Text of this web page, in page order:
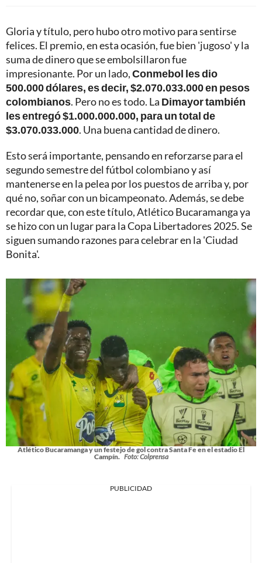
Gloria y título, pero hubo otro motivo para sentirse
felices. El premio, en esta ocasión, fue bien 'jugoso' y la
suma de dinero que se embolsillaron fue
impresionante. Por un lado,Conmebol les dio
500.000 dólares, es decir, $2.070.033.000 en pesos
colombianos. Pero no es todo. La Dimayor también
les entregó $1.000.000.000, para un total de
$3.070.033.000. Una buena cantidad de dinero.
Esto será importante, pensando en reforzarse para el
segundo semestre del fútbol colombiano y así
mantenerse en la pelea por los puestos de arriba y, por
qué no, soñar con un bicampeonato. Además, se debe
recordar que, con este título, Atlético Bucaramanga ya
se hizo con un lugar para la Copa Libertadores 2025. Se
siguen sumando razones para celebrar en la 'Ciudad
Bonita'.
Atlético Bucaramanga y un festejo de gol contra Santa Fe en el estadio El
Campín. Foto: Colprensa
PUBLICIDAD